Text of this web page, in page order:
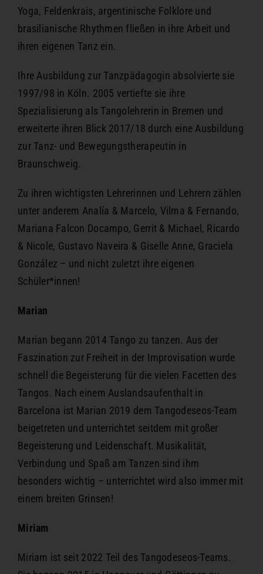
Yoga, Feldenkrais, argentinische Folklore und
brasilianische Rhythmen fließen in ihre Arbeit und
ihren eigenen Tanz ein.
Ihre Ausbildung zur Tanzpädagogin absolvierte sie
1997/98 in Köln. 2005 vertiefte sie ihre
Spezialisierung als Tangolehrerin in Bremen und
erweiterte ihren Blick 2017/18 durch eine Ausbildung
zur Tanz- und Bewegungstherapeutin in
Braunschweig.
Zu ihren wichtigsten Lehrerinnen und Lehrern zählen
unter anderem Analía & Marcelo, Vilma & Fernando,
Mariana Falcon Docampo, Gerrit & Michael, Ricardo
& Nicole, Gustavo Naveira & Giselle Anne, Graciela
González – und nicht zuletzt ihre eigenen
Schüler*innen!
Marian
Marian begann 2014 Tango zu tanzen. Aus der
Faszination zur Freiheit in der Improvisation wurde
schnell die Begeisterung für die vielen Facetten des
Tangos. Nach einem Auslandsaufenthalt in
Barcelona ist Marian 2019 dem Tangodeseos-Team
beigetreten und unterrichtet seitdem mit großer
Begeisterung und Leidenschaft. Musikalität,
Verbindung und Spaß am Tanzen sind ihm
besonders wichtig – unterrichtet wird also immer mit
einem breiten Grinsen!
Miriam
Miriam ist seit 2022 Teil des Tangodeseos-Teams.